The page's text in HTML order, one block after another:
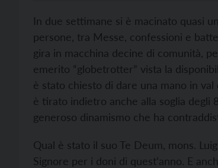
In due settimane si è macinato quasi
persone, tra Messe, confessioni e
gira in macchina decine di comunità,
emerito “globetrotter” vista la
è stato chiesto di dare una mano in
è tirato indietro anche alla soglia degli
generoso dinamismo che ha
Qual è stato il suo Te Deum, mons.
Signore per i doni di quest’anno. E